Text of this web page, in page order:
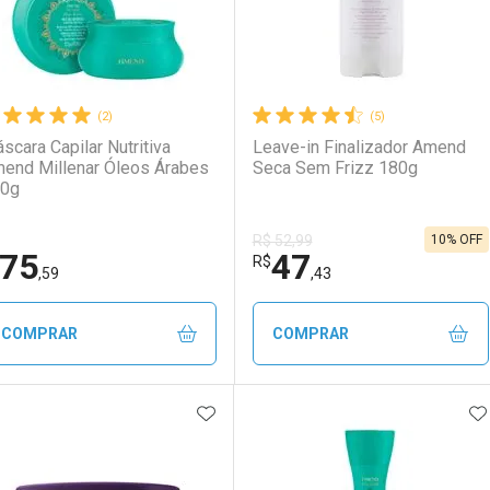
(2)
Capilar Nutritiva
Millenar Óleos Árabes
75,59
COMPRAR
FECHAR
FECHAR
(5)
Leave-in Finalizador Amend
Seca Sem Frizz 180g
R$ 52,99
R$47,43
10% OFF
COMPRAR
Laboratório
Por Menos
ADICIONAR AOS FAVORITOS